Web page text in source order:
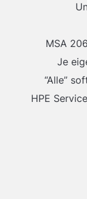
MSA
Je
“Alle”
HPE